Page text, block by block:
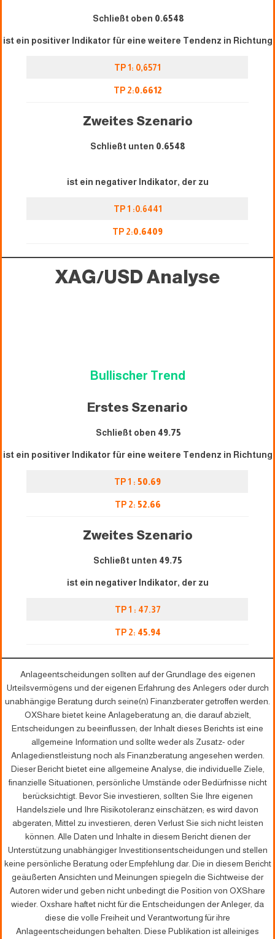
Schließt oben 0.6548
ist ein positiver Indikator für eine weitere Tendenz in Richtung
TP 1: 0,6571
TP 2:0.6612
Zweites Szenario
Schließt unten 0.6548
ist ein negativer Indikator, der zu
TP 1 :0.6441
TP 2:0.6409
XAG/USDAnalyse
Bullischer Trend
Erstes Szenario
Schließt oben 49.75
ist ein positiver Indikator für eine weitere Tendenz in Richtung
TP 1 : 50.69
TP 2: 52.66
Zweites Szenario
Schließt unten 49.75
ist ein negativer Indikator, der zu
TP 1 : 47.37
TP 2: 45.94
Anlageentscheidungen sollten auf der Grundlage des eigenen
Urteilsvermögens und der eigenen Erfahrung des Anlegers oder durch
unabhängige Beratung durch seine(n) Finanzberater getroffen werden.
OXShare bietet keine Anlageberatung an, die darauf abzielt,
Entscheidungen zu beeinflussen; der Inhalt dieses Berichts ist eine
allgemeine Information und sollte weder als Zusatz- oder
Anlagedienstleistung noch als Finanzberatung angesehen werden.
Dieser Bericht bietet eine allgemeine Analyse, die individuelle Ziele,
finanzielle Situationen, persönliche Umstände oder Bedürfnisse nicht
berücksichtigt. Bevor Sie investieren, sollten Sie Ihre eigenen
Handelsziele und Ihre Risikotoleranz einschätzen; es wird davon
abgeraten, Mittel zu investieren, deren Verlust Sie sich nicht leisten
können. Alle Daten und Inhalte in diesem Bericht dienen der
Unterstützung unabhängiger Investitionsentscheidungen und stellen
keine persönliche Beratung oder Empfehlung dar. Die in diesem Bericht
geäußerten Ansichten und Meinungen spiegeln die Sichtweise der
Autoren wider und geben nicht unbedingt die Position von OXShare
wieder. Oxshare haftet nicht für die Entscheidungen der Anleger, da
diese die volle Freiheit und Verantwortung für ihre
Anlageentscheidungen behalten. Diese Publikation ist alleiniges